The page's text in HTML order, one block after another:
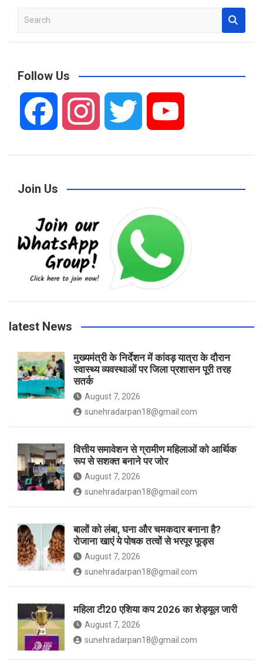
a
c
Follow Us
e
b
o
k
g
a
m
t
e b
Join Us
latest News
मुख्यमंत्री के निर्देशन में कांवड़ यात्रा के दौरान
स्वास्थ्य व्यवस्थाओं पर जिला प्रशासन पूरी तरह
सतर्क
August 7, 2026
sunehradarpan18@gmail.com
वित्तीय समावेशन से ग्रामीण महिलाओं को आर्थिक
रूप से सशक्त बनाने पर जोर
August 7, 2026
sunehradarpan18@gmail.com
बालों को लंबा, घना और चमकदार बनाना है?
रोजाना खाएं ये पोषक तत्वों से भरपूर फूड्स
August 7, 2026
sunehradarpan18@gmail.com
महिला टी20 एशिया कप 2026 का शेड्यूल जारी
August 7, 2026
sunehradarpan18@gmail.com